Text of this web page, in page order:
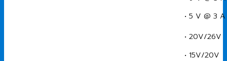
• 5 V @ 3 A
• 20V/26V
• 15V/20V